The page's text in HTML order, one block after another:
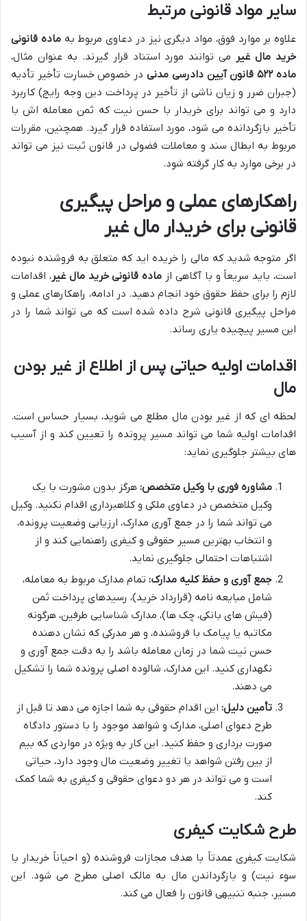
سایر مواد قانونی مرتبط
علاوه بر موارد فوق، مواد دیگری نیز در دعاوی مربوط بهماده قانونی
خرید مال غیر می توانند مورد استناد قرار گیرند. به عنوان مثال،
ماده ۵۲۲ قانون آیین دادرسی مدنی
در خصوص خسارت تأخیر تأدیه
(جبران ضرر و زیان ناشی از تأخیر در پرداخت دین وجه رایج) کاربرد
دارد و می تواند برای خریدار با حسن نیت که ثمن معامله اش با
تأخیر بازگردانده می شود، مورد استفاده قرار گیرد. همچنین، مقررات
مربوط به ابطال سند و معاملات فضولی در قانون ثبت نیز می تواند
در برخی موارد به کار گرفته شود.
راهکارهای عملی و مراحل پیگیری
قانونی برای خریدار مال غیر
اگر متوجه شدید که مالی را خریده اید که متعلق به فروشنده نبوده
است، باید سریعاً و با آگاهی از ماده قانونی خرید مال غیر، اقدامات
لازم را برای حفظ حقوق خود انجام دهید. در ادامه، راهکارهای عملی و
مراحل پیگیری قانونی شرح داده شده است که می تواند شما را در
این مسیر پیچیده یاری رساند.
اقدامات اولیه حیاتی پس از اطلاع از غیر بودن
مال
لحظه ای که از غیر بودن مال مطلع می شوید، بسیار حساس است.
اقدامات اولیه شما می تواند مسیر پرونده را تعیین کند و از آسیب
های بیشتر جلوگیری نماید:
مشاوره فوری با وکیل متخصص: هرگز بدون مشورت با یک
وکیل متخصص در دعاوی ملکی و کلاهبرداری اقدام نکنید. وکیل
می تواند شما را در جمع آوری مدارک، ارزیابی وضعیت پرونده،
و انتخاب بهترین مسیر حقوقی و کیفری راهنمایی کند و از
اشتباهات احتمالی جلوگیری نماید.
جمع آوری و حفظ کلیه مدارک: تمام مدارک مربوط به معامله،
شامل مبایعه نامه (قرارداد خرید)، رسیدهای پرداخت ثمن
(فیش های بانکی، چک ها)، مدارک شناسایی طرفین، هرگونه
مکاتبه یا پیامک با فروشنده، و هر مدرکی که نشان دهنده
حسن نیت شما در زمان معامله باشد را به دقت جمع آوری و
نگهداری کنید. این مدارک، شالوده اصلی پرونده شما را تشکیل
می دهند.
تأمین دلیل: این اقدام حقوقی به شما اجازه می دهد تا قبل از
طرح دعوای اصلی، مدارک و شواهد موجود را با دستور دادگاه
صورت برداری و حفظ کنید. این کار به ویژه در مواردی که بیم
از بین رفتن شواهد یا تغییر وضعیت مال وجود دارد، حیاتی
است و می تواند در هر دو دعوای حقوقی و کیفری به شما کمک
کند.
طرح شکایت کیفری
شکایت کیفری عمدتاً با هدف مجازات فروشنده (و احیاناً خریدار با
سوء نیت) و بازگرداندن مال به مالک اصلی مطرح می شود. این
مسیر، جنبه تنبیهی قانون را فعال می کند.